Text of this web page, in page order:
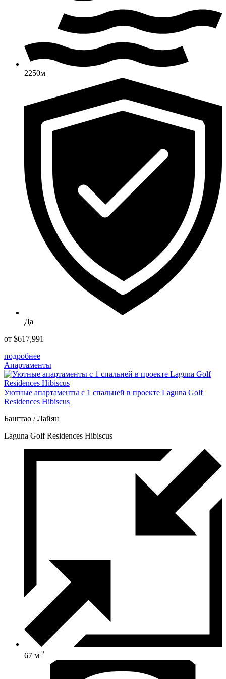
2250м
Да
от $617,991
подробнее
Апартаменты
Уютные апартаменты с 1 спальней в проекте Laguna Golf
Residences Hibiscus
Бангтао / Лайян
Laguna Golf Residences Hibiscus
67 м 2